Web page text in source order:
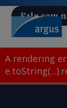
Fale com
A rendering